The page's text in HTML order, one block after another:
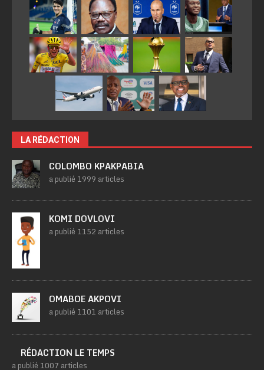
LA RÉDACTION
COLOMBO KPAKPABIA
a publié 1999 articles
KOMI DOVLOVI
a publié 1152 articles
OMABOE AKPOVI
a publié 1101 articles
RÉDACTION LE TEMPS
a publié 1007 articles